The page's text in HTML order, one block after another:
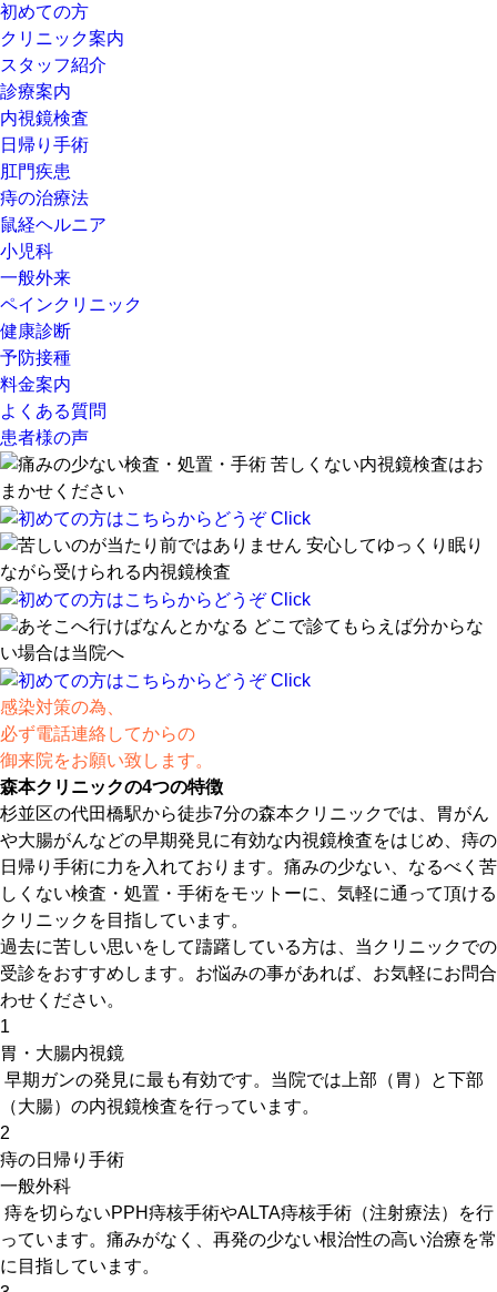
初めての方
クリニック案内
スタッフ紹介
診療案内
内視鏡検査
日帰り手術
肛門疾患
痔の治療法
鼠経ヘルニア
小児科
一般外来
ペインクリニック
健康診断
予防接種
料金案内
よくある質問
患者様の声
感染対策の為、
必ず電話連絡してからの
御来院をお願い致します。
森本クリニックの4つの特徴
杉並区の代田橋駅から徒歩7分の森本クリニックでは、胃がん
や大腸がんなどの早期発見に有効な内視鏡検査をはじめ、痔の
日帰り手術に力を入れております。痛みの少ない、なるべく苦
しくない検査・処置・手術をモットーに、気軽に通って頂ける
クリニックを目指しています。
過去に苦しい思いをして躊躇している方は、当クリニックでの
受診をおすすめします。お悩みの事があれば、お気軽にお問合
わせください。
1
胃・大腸内視鏡
早期ガンの発見に最も有効です。当院では上部（胃）と下部
（大腸）の内視鏡検査を行っています。
2
痔の日帰り手術
一般外科
痔を切らないPPH痔核手術やALTA痔核手術（注射療法）を行
っています。痛みがなく、再発の少ない根治性の高い治療を常
に目指しています。